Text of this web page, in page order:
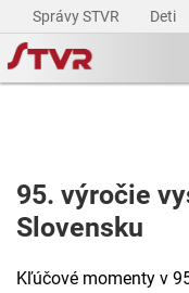
Správy STVR Deti
95. výročie
Slovensku
Kľúčové momenty v